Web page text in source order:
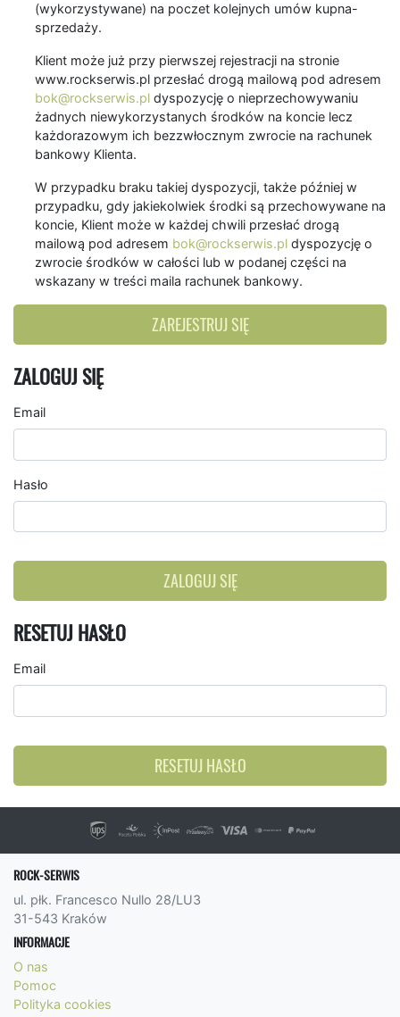
(wykorzystywane) na poczet kolejnych umów kupna-
sprzedaży.
Klient może już przy pierwszej rejestracji na stronie
www.rockserwis.pl przesłać drogą mailową pod adresem
bok@rockserwis.pl dyspozycję o nieprzechowywaniu
żadnych niewykorzystanych środków na koncie lecz
każdorazowym ich bezzwłocznym zwrocie na rachunek
bankowy Klienta.
W przypadku braku takiej dyspozycji, także później w
przypadku, gdy jakiekolwiek środki są przechowywane na
koncie, Klient może w każdej chwili przesłać drogą
mailową pod adresem bok@rockserwis.pl dyspozycję o
zwrocie środków w całości lub w podanej części na
wskazany w treści maila rachunek bankowy.
ZAREJESTRUJ SIĘ
ZALOGUJ SIĘ
Email
Hasło
ZALOGUJ SIĘ
RESETUJ HASŁO
Email
RESETUJ HASŁO
ROCK-SERWIS
ul. płk. Francesco Nullo 28/LU3
31-543 Kraków
INFORMACJE
O nas
Pomoc
Polityka cookies